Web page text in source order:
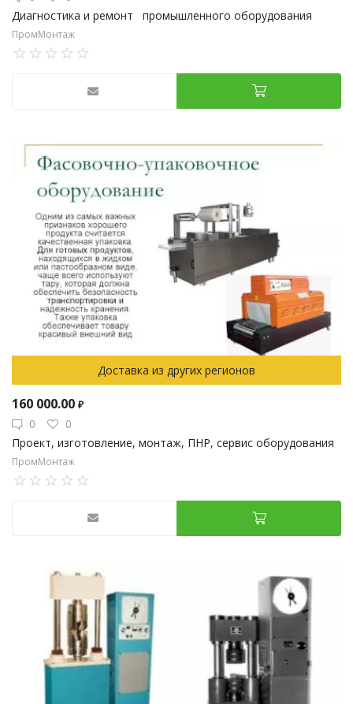
Диагностика и ремонт промышленного оборудования
ПромМонтаж
Доставка из других регионов
160 000.00 ₽
0
0
Проект, изготовление, монтаж, ПНР, сервис оборудования
ПромМонтаж